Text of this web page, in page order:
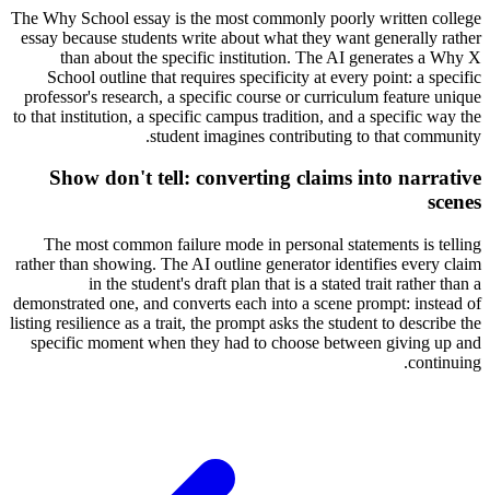
The Why School essay is the most commonly poorly written college
essay because students write about what they want generally rather
than about the specific institution. The AI generates a Why X
School outline that requires specificity at every point: a specific
professor's research, a specific course or curriculum feature unique
to that institution, a specific campus tradition, and a specific way the
student imagines contributing to that community.
Show don't tell: converting claims into narrative
scenes
The most common failure mode in personal statements is telling
rather than showing. The AI outline generator identifies every claim
in the student's draft plan that is a stated trait rather than a
demonstrated one, and converts each into a scene prompt: instead of
listing resilience as a trait, the prompt asks the student to describe the
specific moment when they had to choose between giving up and
continuing.